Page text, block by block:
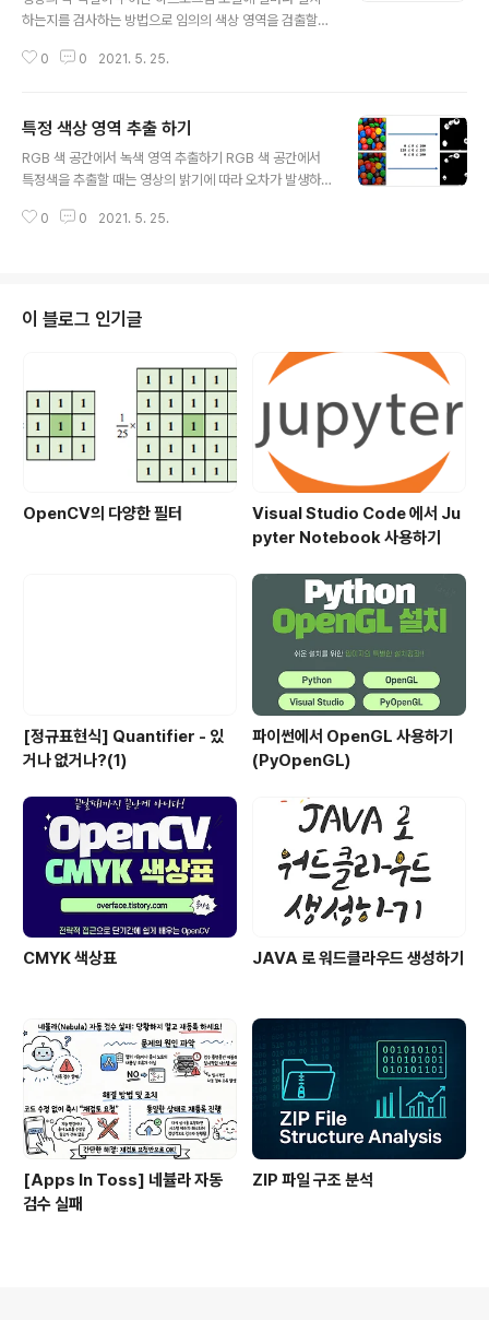
크기의 마스크 - 마스크의 형태와 값에 따라 필터의 역할이
들기 - sh..
하는지를 검사하는 방법으로 임의의 색상 영역을 검출할
ages : 입력 영상 리스트 channels : 역투영 계산에 사용
로 구성된 리스트 sclae : 출력 역투영 행렬에 추가적으로
곱할 값 dst : 출력 역투영 영상. 입력 영상과 동일 크기, cv
2.CV_8U. */ cv2.clacBackProject(images, chann
oj1.py 예제 소스 import sys ..
0 0 2021. 5. 25.
특정 색상 영역 추출 하기
RGB 색 공간에서 녹색 영역 추출하기 RGB 색 공간에서
특정색을 추출할 때는 영상의 밝기에 따라 오차가 발생하
역 추출하기 V 의 값에 대해서 Don't Care를 하여서 순수
입력 행렬 lowerb : 하한 값 행렬 또는 스칼라 upperb :
상한 값 행렬 또는 스칼라 dst : 입력 영상과 같은 크기의
마스크 영상. (numpy.uint8) 범위 안에 들어가는 픽셀은
255, 나머지는 0으로 설정 */ cv2.inRange(src, lowe
rb, uppe..
0 0 2021. 5. 25.
이 블로그 인기글
OpenCV의 다양한 필터
Visual Studio Code 에서 Ju
pyter Notebook 사용하기
[정규표현식] Quantifier - 있
거나 없거나?(1)
파이썬에서 OpenGL 사용하기
(PyOpenGL)
CMYK 색상표 JAVA 로 워드클라우드 생성하기
[Apps In Toss] 네뷸라 자동
검수 실패
ZIP 파일 구조 분석